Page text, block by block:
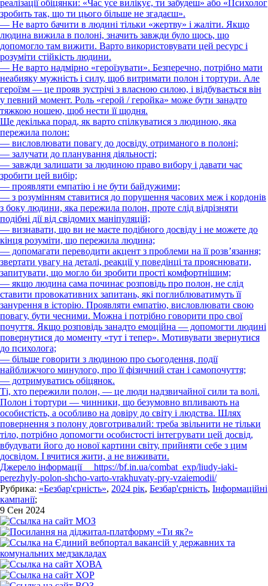
реалізації обіцянки: «Час усе вилікує, ти забудеш» або «Психолог
зробить так, що ти цього більше не згадаєш».
— Не варто бачити в людині тільки «жертву» і жаліти. Якщо
людина вижила в полоні, значить завжди було щось, що
допомогло там вижити. Варто використовувати цей ресурс і
розуміти стійкість людини.
— Не варто надмірно «героїзувати». Безперечно, потрібно мати
неабияку мужність і силу, щоб витримати полон і тортури. Але
героїзм — це прояв зустрічі з власною силою, і відбувається він
у певний момент. Роль «герой / геройка» може бути занадто
тяжкою ношею, щоб нести її щодня.
Ще декілька порад, як варто спілкуватися з людиною, яка
пережила полон:
— висловлювати повагу до досвіду, отриманого в полоні;
— залучати до планування діяльності;
— завжди залишати за людиною право вибору і давати час
зробити цей вибір;
— проявляти емпатію і не бути байдужими;
— з розумінням ставитися до порушення часових меж і кордонів
з боку людини, яка пережила полон, проте слід відрізняти
подібні дії від свідомих маніпуляцій;
— визнавати, що ви не маєте подібного досвіду і не можете до
кінця розуміти, що пережила людина;
— допомагати переводити акцент з проблеми на її розв’язання;
звертати увагу на деталі, реакції у поведінці та прояснювати,
запитувати, що могло би зробити прості комфортнішим;
— якщо людина сама починає розповідь про полон, не слід
ставити провокативних запитань, які поглиблюватимуть її
занурення в історію. Проявляти емпатію, висловлювати свою
повагу, бути чесними. Можна і потрібно говорити про свої
почуття. Якщо розповідь занадто емоційна — допомогти людині
повернутися до моменту «тут і тепер». Мотивувати звернутися
до психолога;
— більше говорити з людиною про сьогодення, події
найближчого минулого, про її фізичний стан і самопочуття;
— дотримуватись обіцянок.
Ті, хто пережили полон, — це люди надзвичайної сили та волі.
Полон і тортури — чинники, що безумовно впливають на
особистість, а особливо на довіру до світу і людства. Шлях
повернення з полону довготривалий: треба звільнити не тільки
тіло, потрібно допомогти особистості інтегрувати цей досвід,
вбудувати його до нової картини світу, прийняти себе з цим
досвідом. І вчитися жити, а не виживати.
Джерело інформації https://bf.in.ua/combat_exp/liudy-iaki-
perezhyly-polon-shcho-varto-vrakhuvaty-pry-vzaiemodii/
Рубрика: «Безбар'єрність», 2024 рік, Безбар'єрність, Інформаційні
кампанії;
9 Сен 2024